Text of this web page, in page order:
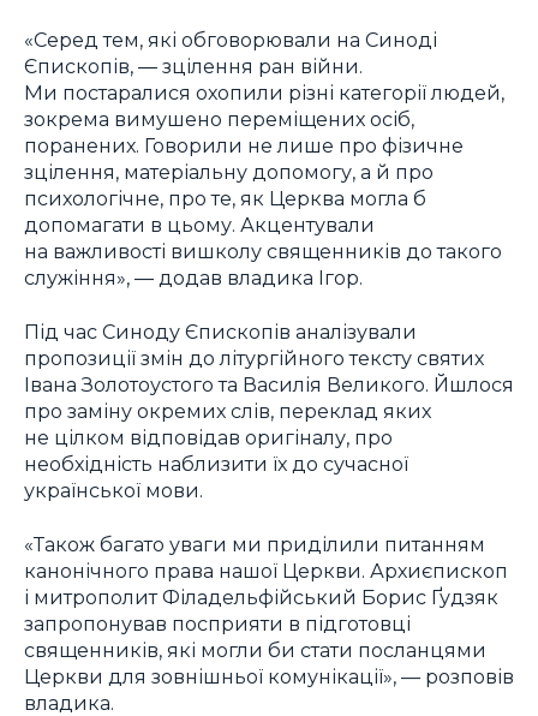
«Серед тем, які обговорювали на Синоді
Єпископів, ― зцілення ран війни.
Ми постаралися охопили різні категорії людей,
зокрема вимушено переміщених осіб,
поранених. Говорили не лише про фізичне
зцілення, матеріальну допомогу, а й про
психологічне, про те, як Церква могла б
допомагати в цьому. Акцентували
на важливості вишколу священників до такого
служіння», ― додав владика Ігор.
Під час Синоду Єпископів аналізували
пропозиції змін до літургійного тексту святих
Івана Золотоустого та Василія Великого. Йшлося
про заміну окремих слів, переклад яких
не цілком відповідав оригіналу, про
необхідність наблизити їх до сучасної
української мови.
«Також багато уваги ми приділили питанням
канонічного права нашої Церкви. Архиєпископ
і митрополит Філадельфійський Борис Ґудзяк
запропонував посприяти в підготовці
священників, які могли би стати посланцями
Церкви для зовнішньої комунікації», — розповів
владика.